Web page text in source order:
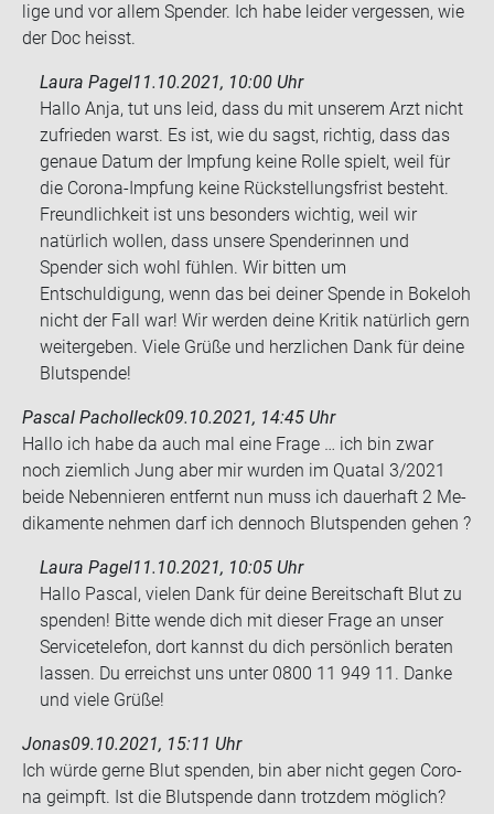
li­ge und vor allem Spen­der. Ich habe lei­der ver­ges­sen, wie
der Doc heisst.
Laura Pagel11.10.2021, 10:00 Uhr
Hallo Anja, tut uns leid, dass du mit unserem Arzt nicht
zufrieden warst. Es ist, wie du sagst, richtig, dass das
genaue Datum der Impfung keine Rolle spielt, weil für
die Corona-Impfung keine Rückstellungsfrist besteht.
Freundlichkeit ist uns besonders wichtig, weil wir
natürlich wollen, dass unsere Spenderinnen und
Spender sich wohl fühlen. Wir bitten um
Entschuldigung, wenn das bei deiner Spende in Bokeloh
nicht der Fall war! Wir werden deine Kritik natürlich gern
weitergeben. Viele Grüße und herzlichen Dank für deine
Blutspende!
Pascal Pacholleck09.10.2021, 14:45 Uhr
Hallo ich habe da auch mal eine Frage … ich bin zwar
noch ziem­lich Jung aber mir wur­den im Qua­tal 3/2021
beide Ne­ben­nie­ren ent­fernt nun muss ich dau­er­haft 2 Me­
di­ka­men­te neh­men darf ich den­noch Blut­spen­den gehen ?
Laura Pagel11.10.2021, 10:05 Uhr
Hallo Pascal, vielen Dank für deine Bereitschaft Blut zu
spenden! Bitte wende dich mit dieser Frage an unser
Servicetelefon, dort kannst du dich persönlich beraten
lassen. Du erreichst uns unter 0800 11 949 11. Danke
und viele Grüße!
Jonas09.10.2021, 15:11 Uhr
Ich würde gerne Blut spen­den, bin aber nicht gegen Co­ro­
na ge­impft. Ist die Blut­spen­de dann trotz­dem mög­lich?